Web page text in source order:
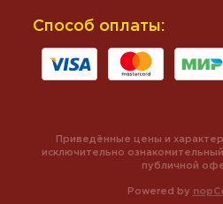
Способ оплаты:
Powered by
Приведённые цены и
исключительно
публичной